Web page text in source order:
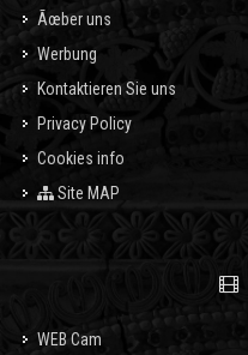
Ãœber uns
Werbung
Kontaktieren Sie uns
Privacy Policy
Cookies info
Site MAP
WEB Cam